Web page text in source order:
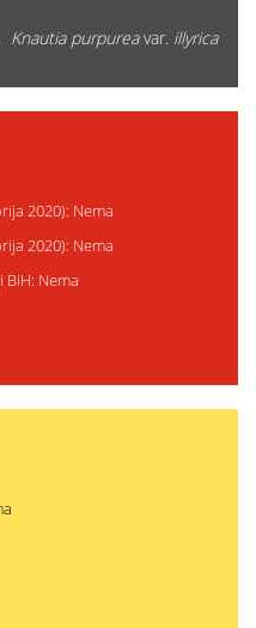
Knautia purpureavar. illyrica
2020): Nema
2020): Nema
Nema